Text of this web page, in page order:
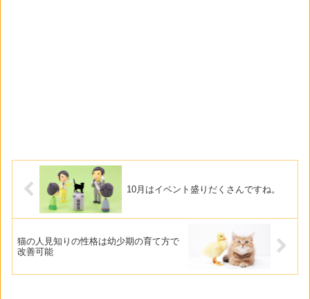
10月はイベント盛りだくさんですね。
猫の人見知りの性格は幼少期の育て方で
改善可能